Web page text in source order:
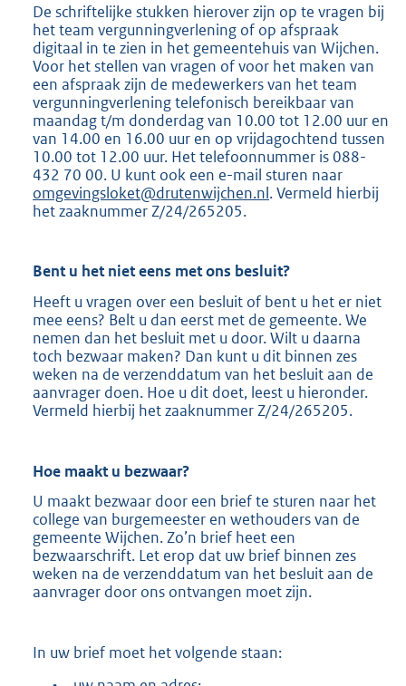
De schriftelijke stukken hierover zijn op te vragen bij
het team vergunningverlening of op afspraak
digitaal in te zien in het gemeentehuis van Wijchen.
Voor het stellen van vragen of voor het maken van
een afspraak zijn de medewerkers van het team
vergunningverlening telefonisch bereikbaar van
maandag t/m donderdag van 10.00 tot 12.00 uur en
van 14.00 en 16.00 uur en op vrijdagochtend tussen
10.00 tot 12.00 uur. Het telefoonnummer is 088-
432 70 00. U kunt ook een e-mail sturen naar
omgevingsloket@drutenwijchen.nl. Vermeld hierbij
het zaaknummer Z/24/265205.
Bent u het niet eens met ons besluit?
Heeft u vragen over een besluit of bent u het er niet
mee eens? Belt u dan eerst met de gemeente. We
nemen dan het besluit met u door. Wilt u daarna
toch bezwaar maken? Dan kunt u dit binnen zes
weken na de verzenddatum van het besluit aan de
aanvrager doen. Hoe u dit doet, leest u hieronder.
Vermeld hierbij het zaaknummer Z/24/265205.
Hoe maakt u bezwaar?
U maakt bezwaar door een brief te sturen naar het
college van burgemeester en wethouders van de
gemeente Wijchen. Zo’n brief heet een
bezwaarschrift. Let erop dat uw brief binnen zes
weken na de verzenddatum van het besluit aan de
aanvrager door ons ontvangen moet zijn.
In uw brief moet het volgende staan: